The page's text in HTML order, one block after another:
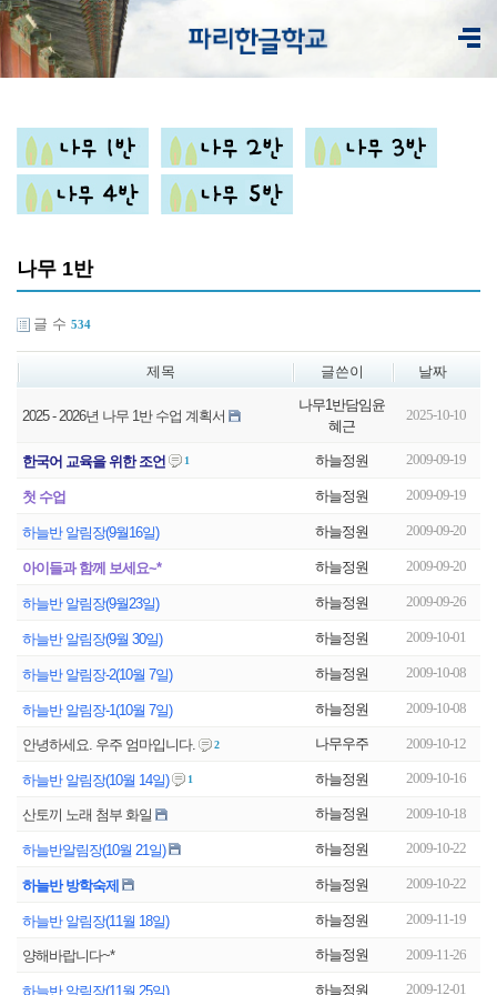
나무 1반
글 수 534
제목 글쓴이 날짜
2025 - 2026년 나무 1반 수업 계획서
나무1반담임윤
혜근
2025-10-10
한국어 교육을 위한 조언 1 하늘정원 2009-09-19
첫 수업 하늘정원 2009-09-19
하늘반 알림장(9월16일) 하늘정원 2009-09-20
아이들과 함께 보세요~* 하늘정원 2009-09-20
하늘반 알림장(9월23일) 하늘정원 2009-09-26
하늘반 알림장(9월 30일) 하늘정원 2009-10-01
하늘반 알림장-2(10월 7일) 하늘정원 2009-10-08
하늘반 알림장-1(10월 7일) 하늘정원 2009-10-08
안녕하세요. 우주 엄마입니다. 2 나무우주 2009-10-12
하늘반 알림장(10월 14일) 1 하늘정원 2009-10-16
산토끼 노래 첨부 화일 하늘정원 2009-10-18
하늘반알림장(10월 21일) 하늘정원 2009-10-22
하늘반 방학숙제 하늘정원 2009-10-22
하늘반 알림장(11월 18일) 하늘정원 2009-11-19
양해바랍니다~* 하늘정원 2009-11-26
하늘반 알림장(11월 25일) 하늘정원 2009-12-01